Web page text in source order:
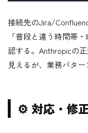
接続先のJira/
「普段と違う時間帯
認する。Anthropicの
見えるが、業務パタ
⚙️ 対応・修